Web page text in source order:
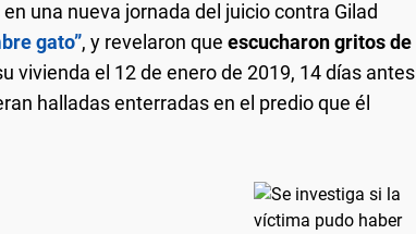
una nueva jornada del juicio contra Gilad
gato”, y revelaron que escucharon gritos de
vivienda el 12 de enero de 2019, 14 días antes
halladas enterradas en el predio que él